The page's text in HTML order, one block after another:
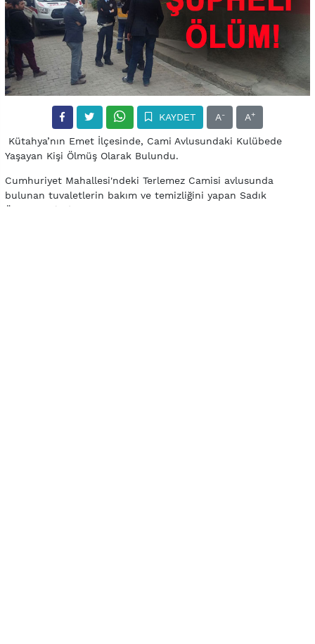
KAYDET A- A+
Kütahya’nın Emet İlçesinde, Cami Avlusundaki Kulübede
Yaşayan Kişi Ölmüş Olarak Bulundu.
Cumhuriyet Mahallesi'ndeki Terlemez Camisi avlusunda
bulunan tuvaletlerin bakım ve temizliğini yapan Sadık
Özdemir'i (58), yalnız yaşadığı kulübede hareketsiz yatarken